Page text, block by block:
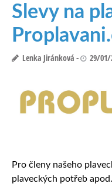
Slevy na
Lenka Jiránková 29/01/
Pro členy našeho
plaveckých potřeb